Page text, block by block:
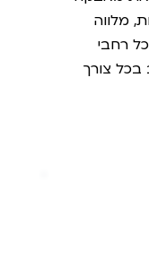
מלווה
רחבי
צורך